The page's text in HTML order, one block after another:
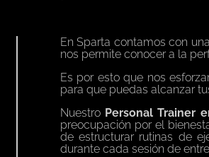
En Sparta contamos con
nos permite conocer a la
Es por esto que nos
para que puedas alcanzar
Nuestro Personal Trainer
preocupación por el
de estructurar rutinas de
durante cada sesión de